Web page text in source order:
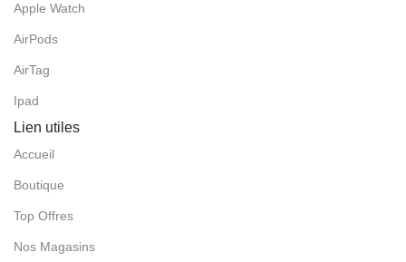
Apple Watch
AirPods
AirTag
Ipad
Lien utiles
Accueil
Boutique
Top Offres
Nos Magasins